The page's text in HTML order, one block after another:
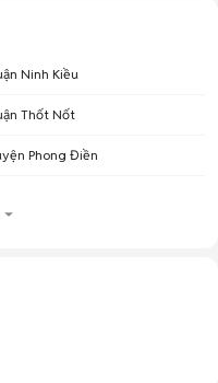
Ninh Kiều
Thốt Nốt
Phong Điền